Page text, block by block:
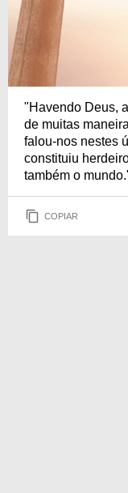
"Havendo Deus,
de muitas
falou-nos nestes
constituiu
também o
COPIAR